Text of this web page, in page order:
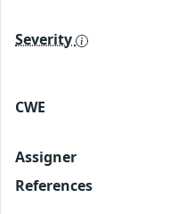
Severity
CWE
Assigner
References